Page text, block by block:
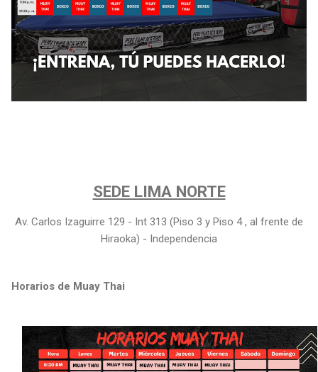
SEDE LIMA NORTE
Av. Carlos Izaguirre 129 - Int 313 (Piso 3 y Piso 4 , al frente de
Hiraoka) - Independencia
Horarios de Muay Thai